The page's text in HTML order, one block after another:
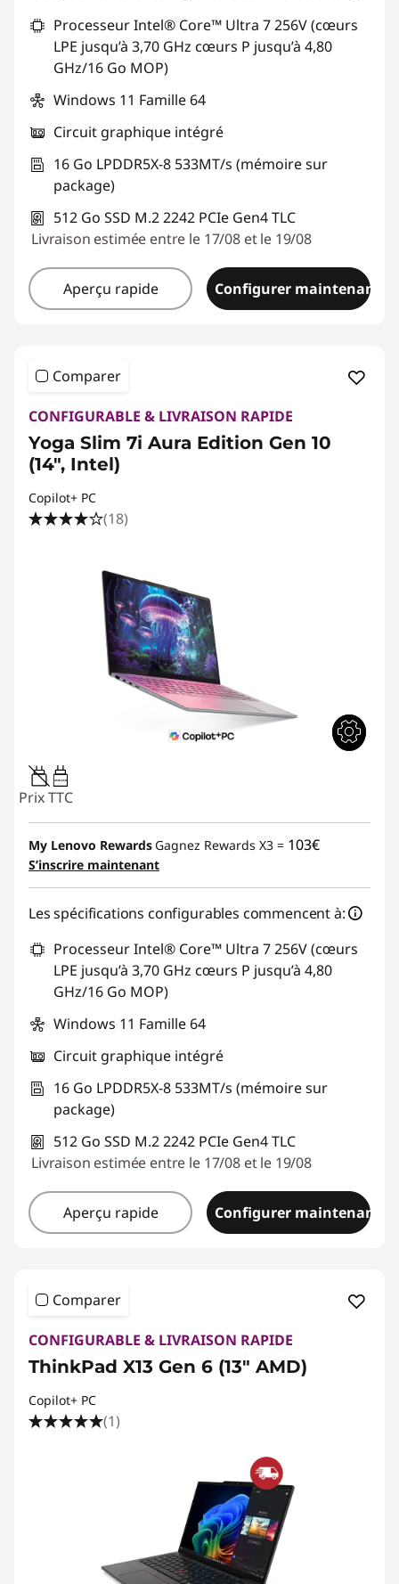
Processeur Intel® Core™ Ultra 7 256V (cœurs
LPE jusqu’à 3,70 GHz cœurs P jusqu’à 4,80
GHz/16 Go MOP)
Windows 11 Famille 64
Circuit graphique intégré
16 Go LPDDR5X-8 533MT/s (mémoire sur
package)
512 Go SSD M.2 2242 PCIe Gen4 TLC
Livraison estimée entre le 17/08 et le 19/08
Aperçu rapide Configurer maintenant
Comparer
CONFIGURABLE & LIVRAISON RAPIDE
Yoga Slim 7i Aura Edition Gen 10
(14", Intel)
Copilot+ PC
(18)
45W-65W
Prix TTC
My Lenovo Rewards Gagnez Rewards X3 = 103€
S’inscrire maintenant
Les spécifications configurables commencent à:
Processeur Intel® Core™ Ultra 7 256V (cœurs
LPE jusqu’à 3,70 GHz cœurs P jusqu’à 4,80
GHz/16 Go MOP)
Windows 11 Famille 64
Circuit graphique intégré
16 Go LPDDR5X-8 533MT/s (mémoire sur
package)
512 Go SSD M.2 2242 PCIe Gen4 TLC
Livraison estimée entre le 17/08 et le 19/08
Aperçu rapide Configurer maintenant
Comparer
CONFIGURABLE & LIVRAISON RAPIDE
ThinkPad X13 Gen 6 (13" AMD)
Copilot+ PC
(1)